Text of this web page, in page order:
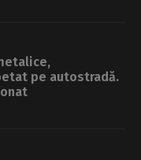
pe autostradă.